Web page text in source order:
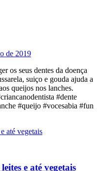
de 2019
os seus dentes da doença
suiço e gouda ajuda a
queijos nos lanches.
#dente
#queijo #vocesabia #fun
e até vegetais